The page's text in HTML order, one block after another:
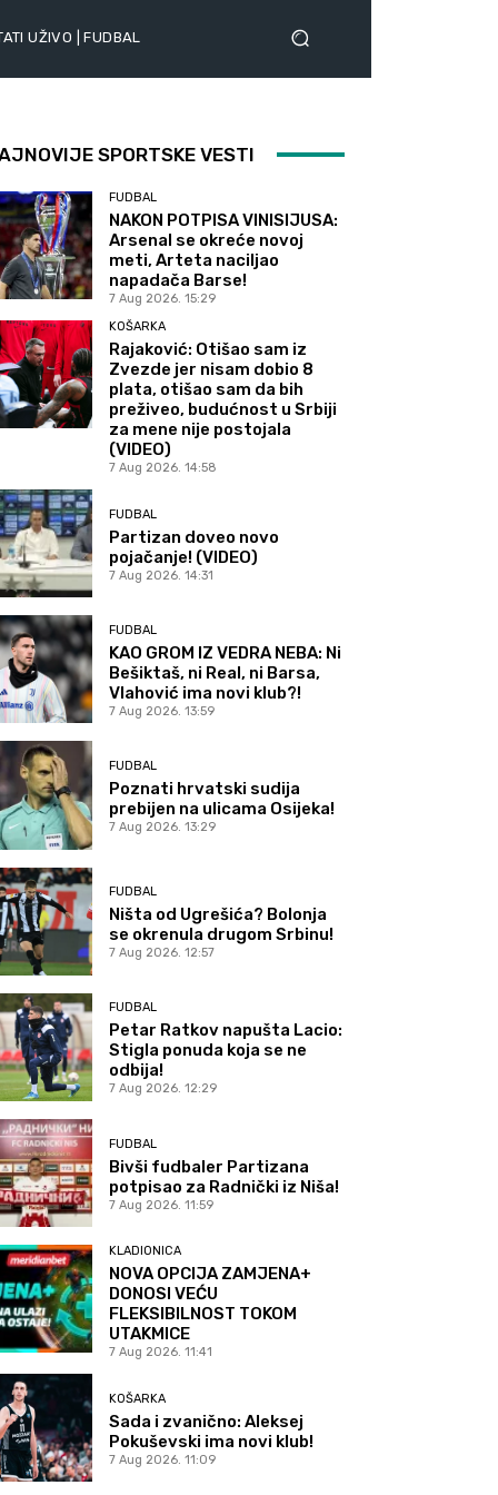
UŽIVO | FUDBAL
SPORTSKE VESTI
FUDBAL
NAKON POTPISA VINISIJUSA:
Arsenal se okreće novoj
meti, Arteta naciljao
napadača Barse!
7 Aug 2026. 15:29
KOŠARKA
Rajaković: Otišao sam iz
Zvezde jer nisam dobio 8
plata, otišao sam da bih
preživeo, budućnost u Srbiji
za mene nije postojala
(VIDEO)
7 Aug 2026. 14:58
FUDBAL
Partizan doveo novo
pojačanje! (VIDEO)
7 Aug 2026. 14:31
FUDBAL
KAO GROM IZ VEDRA NEBA: Ni
Bešiktaš, ni Real, ni Barsa,
Vlahović ima novi klub?!
7 Aug 2026. 13:59
FUDBAL
Poznati hrvatski sudija
prebijen na ulicama Osijeka!
7 Aug 2026. 13:29
FUDBAL
Ništa od Ugrešića? Bolonja
se okrenula drugom Srbinu!
7 Aug 2026. 12:57
FUDBAL
Petar Ratkov napušta Lacio:
Stigla ponuda koja se ne
odbija!
7 Aug 2026. 12:29
FUDBAL
Bivši fudbaler Partizana
potpisao za Radnički iz Niša!
7 Aug 2026. 11:59
KLADIONICA
NOVA OPCIJA ZAMJENA+
DONOSI VEĆU
FLEKSIBILNOST TOKOM
UTAKMICE
7 Aug 2026. 11:41
KOŠARKA
Sada i zvanično: Aleksej
Pokuševski ima novi klub!
7 Aug 2026. 11:09